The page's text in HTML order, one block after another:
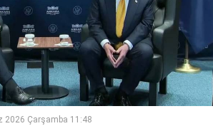
2026 Çarşamba 11:48